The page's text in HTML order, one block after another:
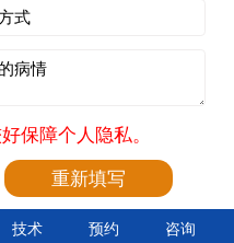
保障个人隐私。
技术 预约 咨询